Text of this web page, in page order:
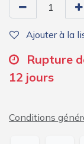
Ajouter à la
Rupture
12 jours
Conditions